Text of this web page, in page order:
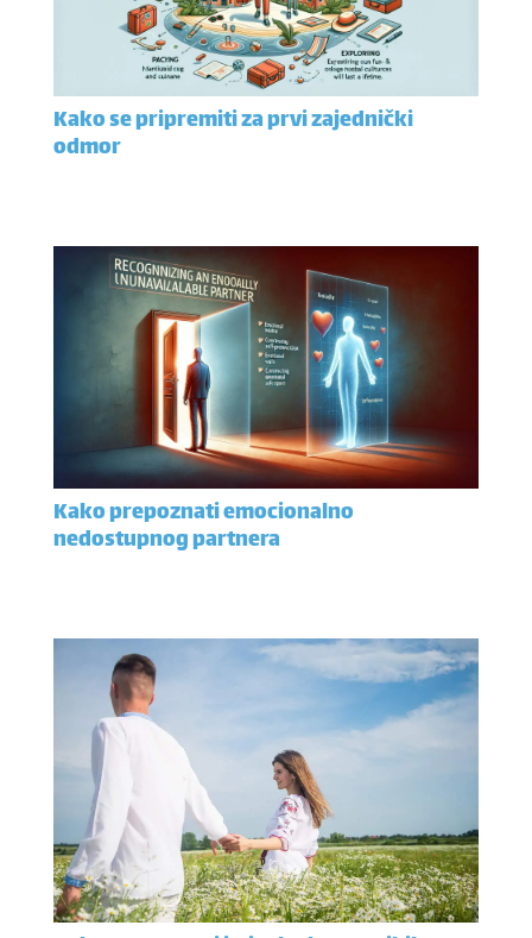
Kako se pripremiti za prvi zajednički
odmor
Kako prepoznati emocionalno
nedostupnog partnera